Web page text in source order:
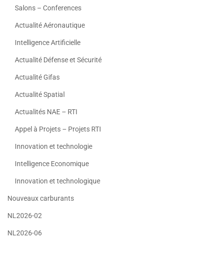
Salons – Conferences
Actualité Aéronautique
Intelligence Artificielle
Actualité Défense et Sécurité
Actualité Gifas
Actualité Spatial
Actualités NAE – RTI
Appel à Projets – Projets RTI
Innovation et technologie
Intelligence Economique
Innovation et technologique
Nouveaux carburants
NL2026-02
NL2026-06